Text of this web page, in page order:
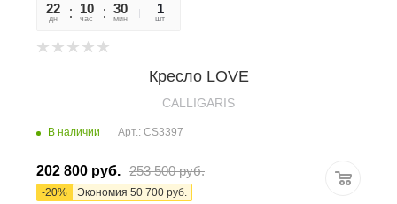
22
дн
10
час
30
мин
48
сек
1
шт
Кресло LOVE
CALLIGARIS
В наличии Арт.: CS3397
202 800 руб. 253 500руб.
-20% Экономия 50 700 руб.